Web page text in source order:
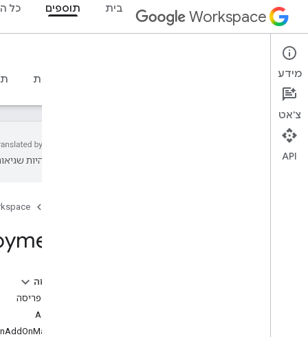
Workspace בית תוספים כל
Add-ons
סקירה כללית דוגמאות
עשויות להיות
בדף הזה
משאב: פריסה
AddOns
מידע
צ'אט
API